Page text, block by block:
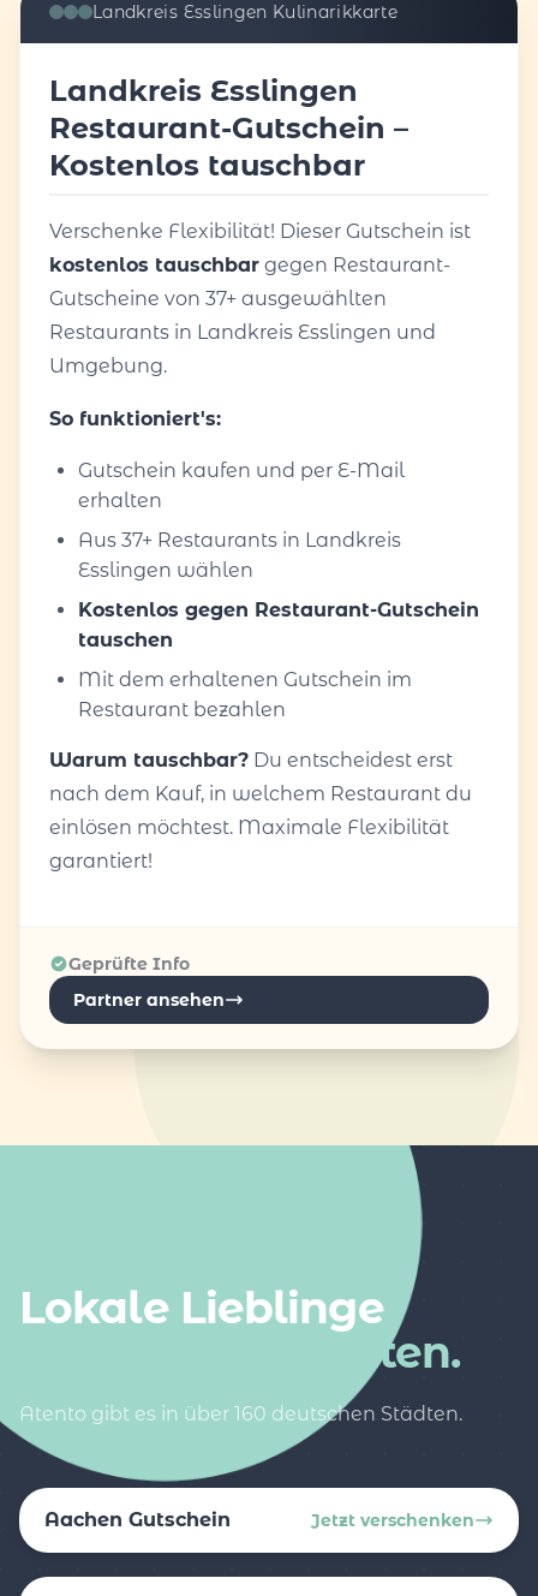
Landkreis Esslingen Kulinarikkarte
Landkreis Esslingen
Restaurant-Gutschein –
Kostenlos tauschbar
Verschenke Flexibilität! Dieser Gutschein ist
kostenlos tauschbar gegen Restaurant-
Gutscheine von 37+ ausgewählten
Restaurants in Landkreis Esslingen und
Umgebung.
So funktioniert's:
Gutschein kaufen und per E-Mail
erhalten
Aus 37+ Restaurants in Landkreis
Esslingen wählen
Kostenlos gegen Restaurant-Gutschein
tauschen
Mit dem erhaltenen Gutschein im
Restaurant bezahlen
Warum tauschbar? Du entscheidest erst
nach dem Kauf, in welchem Restaurant du
einlösen möchtest. Maximale Flexibilität
garantiert!
Geprüfte Info
Partner ansehen
Lokale Lieblinge
in weiteren Städten.
Atento gibt es in über 160 deutschen Städten.
Aachen Gutschein Jetzt verschenken